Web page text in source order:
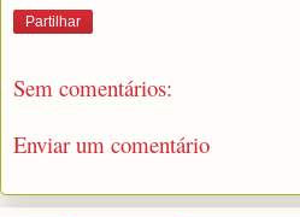
Partilhar
Sem comentários:
Enviar um comentário